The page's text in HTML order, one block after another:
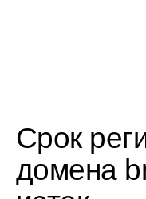
Срок
домена